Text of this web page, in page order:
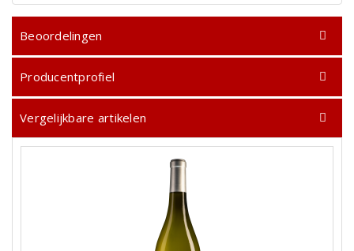
Beoordelingen
Producentprofiel
Vergelijkbare artikelen